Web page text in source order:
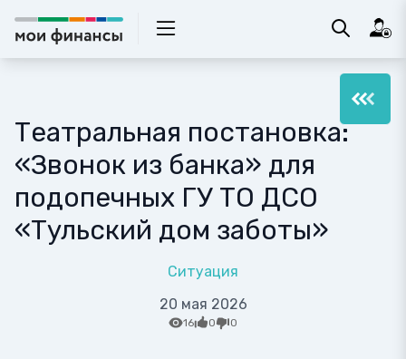
Театральная постановка:
«Звонок из банка» для
подопечных ГУ ТО ДСО
«Тульский дом заботы»
Ситуация
20 мая 2026
16 0 0